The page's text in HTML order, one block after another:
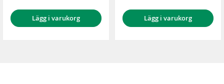
Lägg i varukorg Lägg i varukorg